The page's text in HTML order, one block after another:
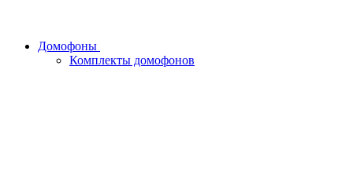
Домофоны
Комплекты домофонов